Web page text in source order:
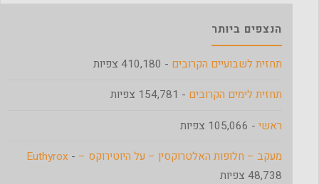
הנצפים ביותר
תחזית לשבועיים הקרובים - 410,180 צפיות
תחזית לימים הקרובים - 154,781 צפיות
ראשי - 105,066 צפיות
מעקב – חלופות האלטרוקסין – על היוטירוקס – Euthyrox -
48,738 צפיות